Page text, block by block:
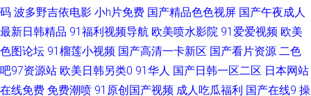
91黑丝美女在线诱惑观看 国产精品色婷婷 婷婷五月亚洲色图 91瑟瑟视频导
航 国产精品免费自拍 日韩妞妞黄色网 肏屄自拍 日韩午夜福利 91偷窥视频
码 波多野吉依电影 小h片免费 国产精品色色视屏 国产午夜成人
最新日韩精品 91福利视频导航 欧美喷水影院 91爱爱视频 欧美
色图论坛 91榴莲小视频 国产高清一卡新区 国产看片资源 二色
吧97资源站 欧美日韩另类0 91华人 国产日韩一区二区 日本网站
在线免费 免费潮喷 91原创国产视频 成人吃瓜福利 国产在线9 操